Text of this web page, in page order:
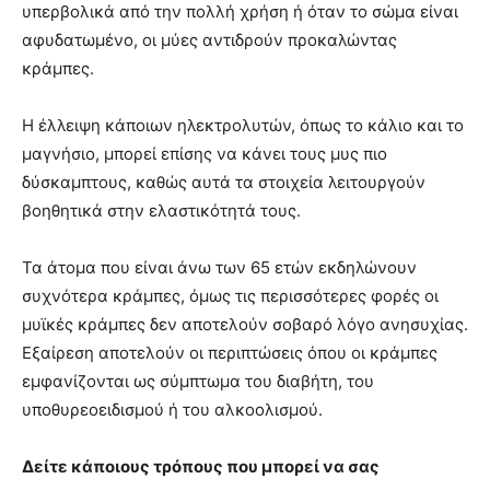
υπερβολικά από την πολλή χρήση ή όταν το σώμα είναι
αφυδατωμένο, οι μύες αντιδρούν προκαλώντας
κράμπες.
Η έλλειψη κάποιων ηλεκτρολυτών, όπως το κάλιο και το
μαγνήσιο, μπορεί επίσης να κάνει τους μυς πιο
δύσκαμπτους, καθώς αυτά τα στοιχεία λειτουργούν
βοηθητικά στην ελαστικότητά τους.
Τα άτομα που είναι άνω των 65 ετών εκδηλώνουν
συχνότερα κράμπες, όμως τις περισσότερες φορές οι
μυϊκές κράμπες δεν αποτελούν σοβαρό λόγο ανησυχίας.
Εξαίρεση αποτελούν οι περιπτώσεις όπου οι κράμπες
εμφανίζονται ως σύμπτωμα του διαβήτη, του
υποθυρεοειδισμού ή του αλκοολισμού.
Δείτε κάποιους τρόπους που μπορεί να σας